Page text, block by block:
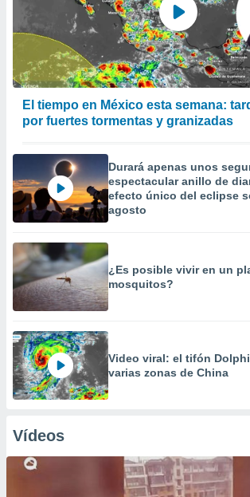
El tiempo en México esta semana:
por fuertes tormentas y granizadas
Durará apenas unos
espectacular anillo de
efecto único del eclipse
agosto
¿Es posible vivir en un
mosquitos?
Video viral: el tifón
varias zonas de China
Vídeos